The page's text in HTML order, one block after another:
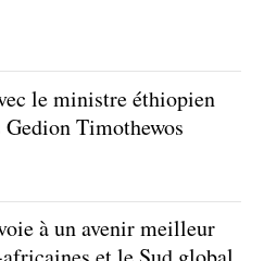
le ministre éthiopien
Timothewos
à un avenir meilleur